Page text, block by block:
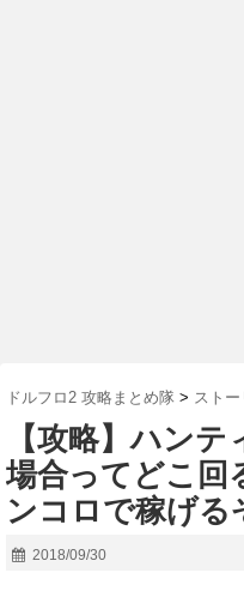
ドルフロ2 攻略まとめ隊 > ストー
【攻略】ハン
場合ってどこ
ンコロで稼げる
2018/09/30